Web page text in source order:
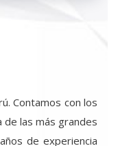
Contamos con los
las más grandes
de experiencia